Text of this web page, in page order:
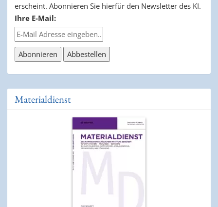
erscheint. Abonnieren Sie hierfür den Newsletter des KI.
Ihre E-Mail:
Materialdienst